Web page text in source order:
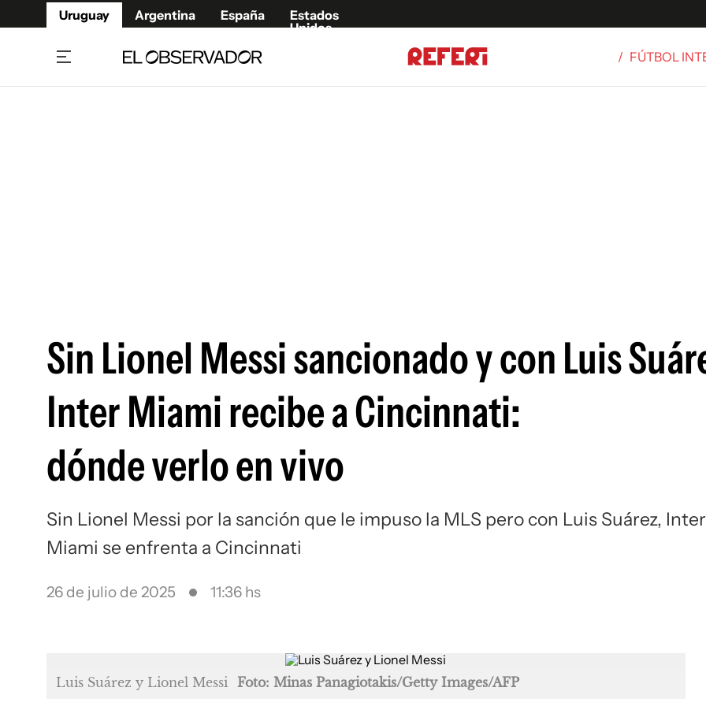
Uruguay Argentina España
Estados
Unidos
/ FÚTBOL
Sin Lionel Messi sancionado y con Luis
Inter Miami recibe a Cincinnati:
dónde verlo en vivo
Sin Lionel Messi por la sanción que le impuso la MLS pero con Luis Suárez, Inter
Miami se enfrenta a Cincinnati
26 de julio de 2025 11:36 hs
Luis Suárez y Lionel Messi Foto: Minas Panagiotakis/Getty Images/AFP